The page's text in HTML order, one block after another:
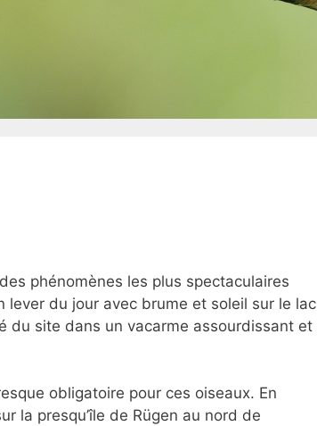
phénomènes les plus spectaculaires
lever du jour avec brume et soleil sur le lac
du site dans un vacarme assourdissant et
obligatoire pour ces oiseaux. En
la presqu’île de Rügen au nord de